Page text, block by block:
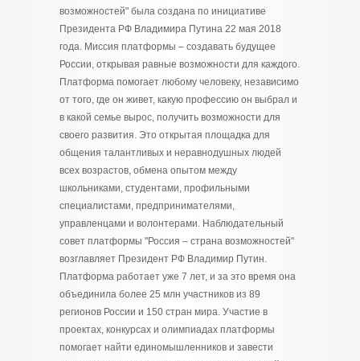
возможностей" была создана по инициативе
Президента РФ Владимира Путина 22 мая 2018
года. Миссия платформы – создавать будущее
России, открывая равные возможности для каждого.
Платформа помогает любому человеку, независимо
от того, где он живет, какую профессию он выбрал и
в какой семье вырос, получить возможности для
своего развития. Это открытая площадка для
общения талантливых и неравнодушных людей
всех возрастов, обмена опытом между
школьниками, студентами, профильными
специалистами, предпринимателями,
управленцами и волонтерами. Наблюдательный
совет платформы "Россия – страна возможностей"
возглавляет Президент РФ Владимир Путин.
Платформа работает уже 7 лет, и за это время она
объединила более 25 млн участников из 89
регионов России и 150 стран мира. Участие в
проектах, конкурсах и олимпиадах платформы
помогает найти единомышленников и завести